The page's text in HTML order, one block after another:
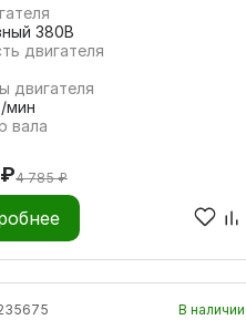
380В
двигателя
двигателя
мин
вала
4 785 ₽
В наличии